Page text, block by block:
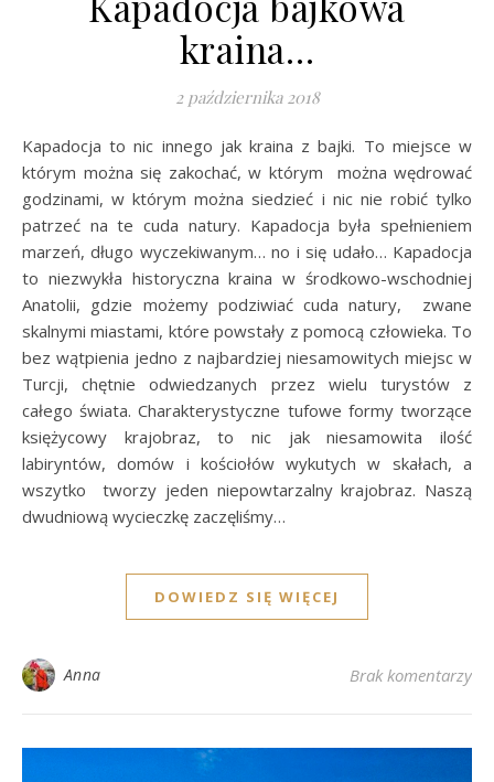
kraina…
2 października 2018
Kapadocja to nic innego jak kraina z bajki. To miejsce w
którym można się zakochać, w którym można wędrować
godzinami, w którym można siedzieć i nic nie robić tylko
patrzeć na te cuda natury. Kapadocja była spełnieniem
marzeń, długo wyczekiwanym… no i się udało… Kapadocja
to niezwykła historyczna kraina w środkowo-wschodniej
Anatolii, gdzie możemy podziwiać cuda natury, zwane
skalnymi miastami, które powstały z pomocą człowieka. To
bez wątpienia jedno z najbardziej niesamowitych miejsc w
Turcji, chętnie odwiedzanych przez wielu turystów z
całego świata. Charakterystyczne tufowe formy tworzące
księżycowy krajobraz, to nic jak niesamowita ilość
labiryntów, domów i kościołów wykutych w skałach, a
wszytko tworzy jeden niepowtarzalny krajobraz. Naszą
dwudniową wycieczkę zaczęliśmy…
DOWIEDZ SIĘ WIĘCEJ
Anna Brak komentarzy